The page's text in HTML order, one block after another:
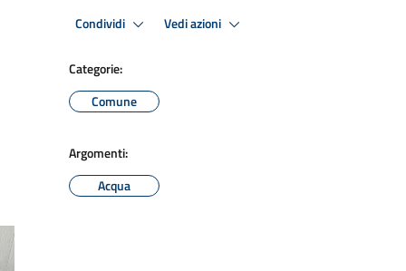
Condividi Vedi azioni
Categorie:
Comune
Argomenti:
Acqua